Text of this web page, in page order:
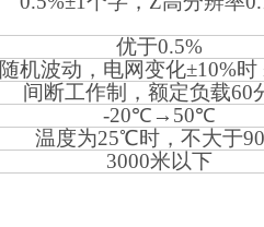
优于0.5%
随机波动，电网变化±10%时
间断工作制，额定负载60
-20℃→50℃
温度为25℃时，不大于
3000米以下